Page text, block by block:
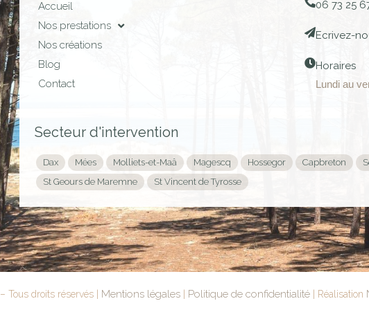
Accueil
Nos prestations
Nos créations
Blog
Contact
06 73 25
Ecrivez-
Horaires
Lundi au
Secteur d'intervention
Dax Mées Molliets-et-Maâ Magescq Hossegor Capbreton
St Geours de Maremne
St Vincent de Tyrosse
– Tous droits réservés | Mentions légales| Politique de confidentialité| Réalisation